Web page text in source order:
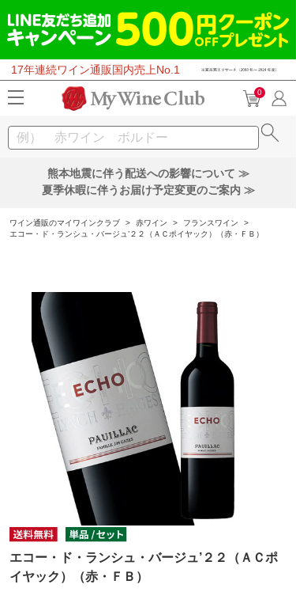
17年連続ワイン通販国内売上No.1
0
熊本地震に伴う配送への影響について ≫
夏季休暇に伴うお届け予定変更のご案内 ≫
ワイン通販のマイワインクラブ > 赤ワイン > フランスワイン
>
エコー・ド・ランシュ・バージュ’２２（ＡＣポイヤック）（赤・ＦＢ）
エコー・ド・ランシュ・バージュ’２２（ＡＣポ
イヤック）（赤・ＦＢ）